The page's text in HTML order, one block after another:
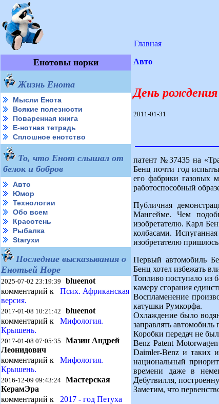
Главная
Енотовы норки
Жизнь Енота
Мысли Енота
Всякие полезности
Поваренная книга
Е-нотная тетрадь
Сплошное енотство
То, что Енот слышал от
белок и бобров
Авто
Юмор
Технологии
Обо всем
Красотень
Рыбалка
Starухи
Последние высказывания о
Енотьей Норе
2025-07-02 23:19:39 blueenot
комментарий к Псих. Африканская
версия.
2017-01-08 10:21:42 blueenot
комментарий к Мифология.
Крышень.
2017-01-08 07:05:35 Мазин Андрей
Леонидович
комментарий к Мифология.
Крышень.
2016-12-09 09:43:24 Мастерская
КерамЭра
комментарий к 2017 - год Петуха
Авто
День
2011-01-31
патент №37435 на
Бенц почти год
его фабрики газовых
работоспособный
Публичная
Мангейме. Чем
изобретателю. Карл
колбасами.
изобретателю
Первый автомобиль
Бенц хотел избежать
Топливо поступало из
камеру сгорания
Воспламенение
катушки Румкорфа.
Охлаждение было
заправлять
Коробки передач не
Benz Patent
Daimler-Benz и таких
национальный
времени даже в
Дебутвилля,
Заметим, что